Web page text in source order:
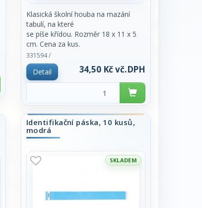
Klasická školní houba na mazání
tabulí, na které
se píše křídou. Rozměr 18 x 11 x 5
cm. Cena za kus.
mix barev
331594 /
Detail 34,50 Kč vč.DPH
Identifikační páska, 10 kusů,
modrá
SKLADEM